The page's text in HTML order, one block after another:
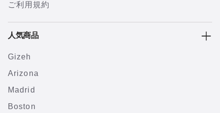
ご利用規約
人気商品
Gizeh
Arizona
Madrid
Boston